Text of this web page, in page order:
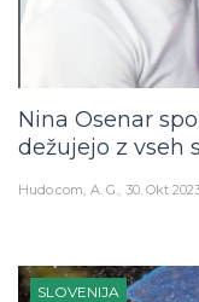
Nina Osenar
dežujejo z vseh
Hudo.com A. G. 30. Okt
SLOVENIJA